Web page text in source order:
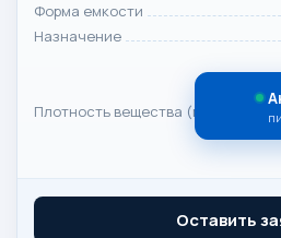
Форма емкости
Назначение
Плотность вещества (макс), г/с
Оставить